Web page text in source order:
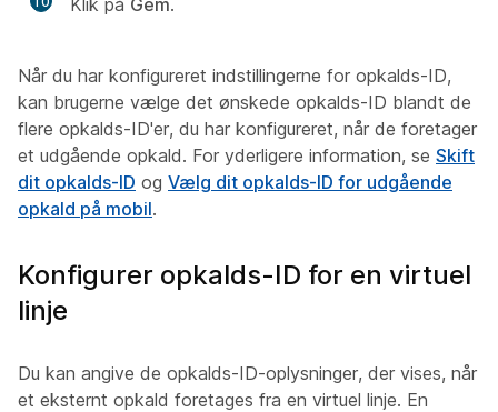
Klik på Gem.
Når du har konfigureret indstillingerne for opkalds-ID,
kan brugerne vælge det ønskede opkalds-ID blandt de
flere opkalds-ID'er, du har konfigureret, når de foretager
et udgående opkald. For yderligere information, se Skift
dit opkalds-ID og Vælg dit opkalds-ID for udgående
opkald på mobil.
Konfigurer opkalds-ID for en virtuel
linje
Du kan angive de opkalds-ID-oplysninger, der vises, når
et eksternt opkald foretages fra en virtuel linje. En